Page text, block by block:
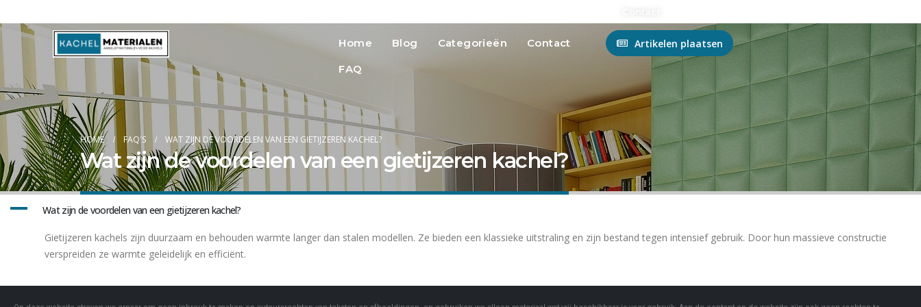
Home Blog Categorieën
Contact
FAQ
Artikelen plaatsen
HOME FAQ'S WAT ZIJN DE VOORDELEN VAN EEN GIETIJZEREN KACHEL?
Wat zijn de voordelen van een gietijzeren kachel?
A Wat zijn de voordelen van een gietijzeren kachel?
Gietijzeren kachels zijn duurzaam en behouden warmte langer dan stalen modellen. Ze bieden een klassieke uitstraling en zijn bestand tegen intensief gebruik. Door hun massieve constructie
verspreiden ze warmte geleidelijk en efficiënt.